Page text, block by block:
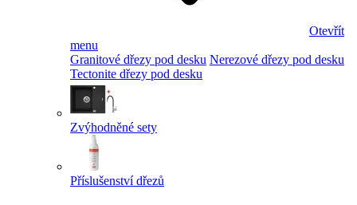
Otevřít
menu
Granitové dřezy pod desku Nerezové dřezy pod desku
Tectonite dřezy pod desku
Zvýhodněné sety
Příslušenství dřezů